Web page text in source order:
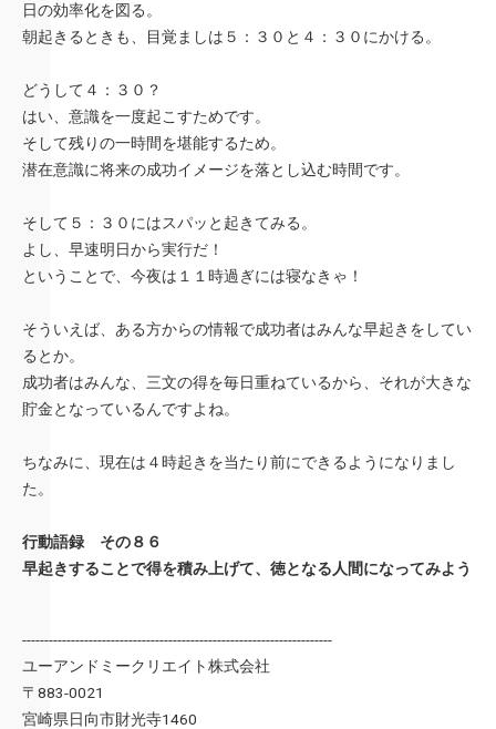
日の効率化を図る。
朝起きるときも、目覚ましは５：３０と４：３０にかける。
どうして４：３０？
はい、意識を一度起こすためです。
そして残りの一時間を堪能するため。
潜在意識に将来の成功イメージを落とし込む時間です。
そして５：３０にはスパッと起きてみる。
よし、早速明日から実行だ！
ということで、今夜は１１時過ぎには寝なきゃ！
そういえば、ある方からの情報で成功者はみんな早起きをしてい
るとか。
成功者はみんな、三文の得を毎日重ねているから、それが大きな
貯金となっているんですよね。
ちなみに、現在は４時起きを当たり前にできるようになりまし
た。
行動語録 その８６
早起きすることで得を積み上げて、徳となる人間になってみよう
----------------------------------------------------------------------
ユーアンドミークリエイト株式会社
〒883-0021
宮崎県日向市財光寺1460